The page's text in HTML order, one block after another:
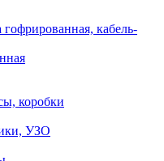
кабель-
коробки
УЗО